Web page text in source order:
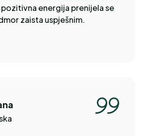
energija prenijela se
zaista uspješnim.